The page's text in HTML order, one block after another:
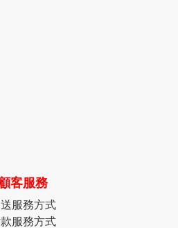
客服務
服務方式
服務方式